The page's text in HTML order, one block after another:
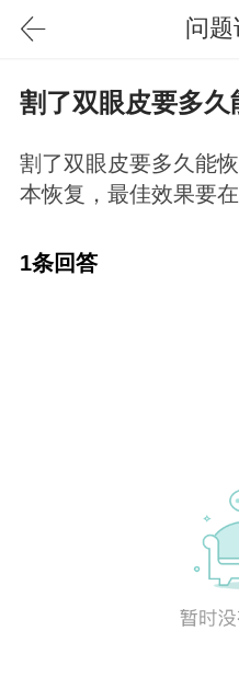
问
割了双眼皮要多久
割了双眼皮要多久能
本恢复，最佳效果要在
1条回答